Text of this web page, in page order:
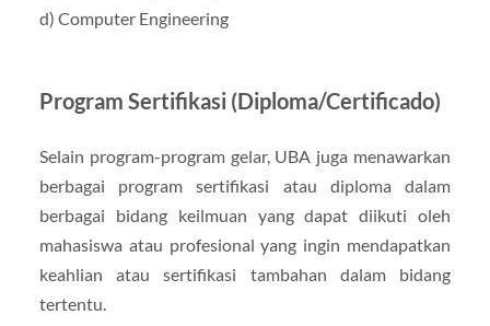
d) Computer Engineering
Program Sertifikasi (Diploma/Certificado)
Selain program-program gelar, UBA juga menawarkan
berbagai program sertifikasi atau diploma dalam
berbagai bidang keilmuan yang dapat diikuti oleh
mahasiswa atau profesional yang ingin mendapatkan
keahlian atau sertifikasi tambahan dalam bidang
tertentu.